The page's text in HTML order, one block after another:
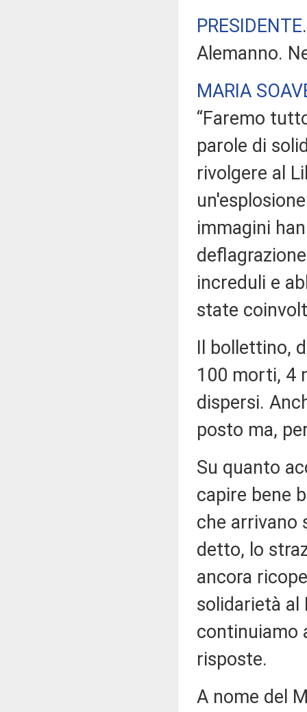
PRESIDENTE
Alemanno.
MARIA
“Faremo
parole di
rivolgere al
immagini
increduli e
state
Il bollettino,
100 morti, 4
dispersi.
posto ma,
Su quanto
capire bene
che arrivano
detto, lo
ancora
solidarietà al
continuiamo
risposte.
A nome del